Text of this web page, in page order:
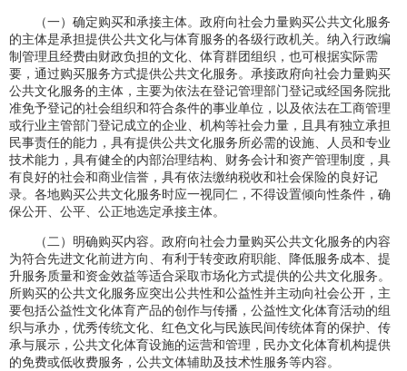
（一）确定购买和承接主体。政府向社会力量购买公共文化服务
的主体是承担提供公共文化与体育服务的各级行政机关。纳入行政编
制管理且经费由财政负担的文化、体育群团组织，也可根据实际需
要，通过购买服务方式提供公共文化服务。承接政府向社会力量购买
公共文化服务的主体，主要为依法在登记管理部门登记或经国务院批
准免予登记的社会组织和符合条件的事业单位，以及依法在工商管理
或行业主管部门登记成立的企业、机构等社会力量，且具有独立承担
民事责任的能力，具有提供公共文化服务所必需的设施、人员和专业
技术能力，具有健全的内部治理结构、财务会计和资产管理制度，具
有良好的社会和商业信誉，具有依法缴纳税收和社会保险的良好记
录。各地购买公共文化服务时应一视同仁，不得设置倾向性条件，确
保公开、公平、公正地选定承接主体。
（二）明确购买内容。政府向社会力量购买公共文化服务的内容
为符合先进文化前进方向、有利于转变政府职能、降低服务成本、提
升服务质量和资金效益等适合采取市场化方式提供的公共文化服务。
所购买的公共文化服务应突出公共性和公益性并主动向社会公开，主
要包括公益性文化体育产品的创作与传播，公益性文化体育活动的组
织与承办，优秀传统文化、红色文化与民族民间传统体育的保护、传
承与展示，公共文化体育设施的运营和管理，民办文化体育机构提供
的免费或低收费服务，公共文体辅助及技术性服务等内容。